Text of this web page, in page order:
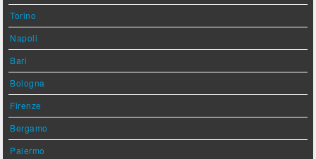
Torino
Napoli
Bari
Bologna
Firenze
Bergamo
Palermo